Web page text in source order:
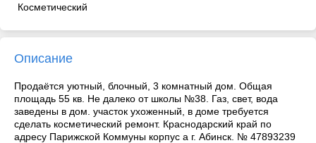
Косметический
Описание
Продаётся уютный, блочный, 3 комнатный дом. Общая
площадь 55 кв. Не далеко от школы №38. Газ, свет, вода
заведены в дом. участок ухоженный, в доме требуется
сделать косметический ремонт. Краснодарский край по
адресу Парижской Коммуны корпус а г. Абинск. № 47893239